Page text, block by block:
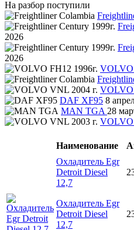
На разбор поступили
2026
2026
VOLVO
VOLVO
DAF XF95 8
MAN TGA 28
VOLVO
Наименование
Охладитель Egr
Detroit Diesel
12,7
Охладитель Egr
Detroit Diesel
12,7